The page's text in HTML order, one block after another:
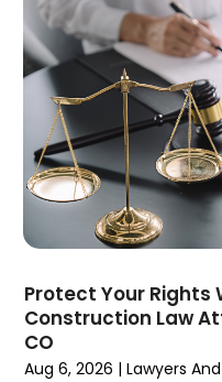
Product Liability
Real Estate Attorney(6)
Social Security
November 2024(2)
October 2024(4)
September 2024(4)
August 2024(3)
July 2024(2)
June 2024(4)
May 2024(1)
April 2024(6)
March 2024(5)
January 2024(1)
December 2023
November 2023(8)
Protect Your Rights
Construction Law
CO
Aug 6, 2026 |Lawyers